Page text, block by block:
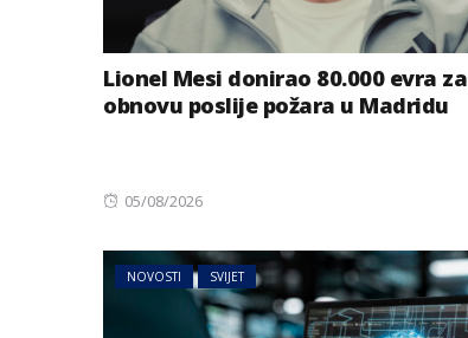
Lionel Mesi donirao 80.000 evra za
obnovu poslije požara u Madridu
Posted
05/08/2026
NOVOSTI SVIJET